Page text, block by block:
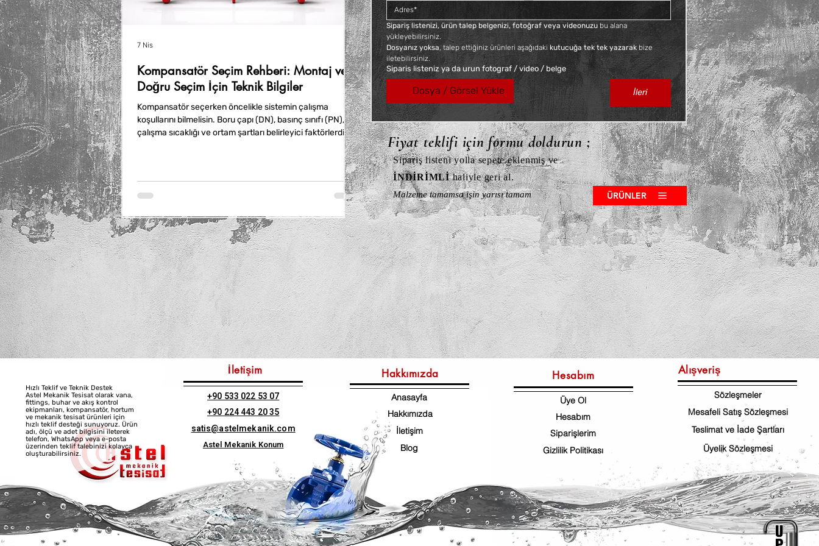
KDV dahil
KDV dahil
Kompansatör Seçim Rehberi: Montaj ve
Doğru Seçim İçin Teknik Bilgiler
Kompansatör seçerken öncelikle sistemin çalışma
koşullarını bilmelisin. Boru çapı (DN), basınç sınıfı (PN),
çalışma sıcaklığı ve ortam şartları belirleyici faktörlerdir.
Malzeme seçimi de önemlidir; pirinç, paslanmaz çelik ve
7 Nis
Sipariş listenizi, ürün talep belgenizi, fotoğraf veya videonuzu bu alana
yükleyebilirsiniz.
Dosyanız yoksa, talep ettiğiniz ürünleri aşağıdaki kutucuğa tek tek yazarak bize
iletebilirsiniz.
Siparis listeniz ya da urun fotograf / video / belge
Dosya / Görsel Yükle İleri
Fiyat teklifi için formu doldurun ;
Sipariş listeni yolla sepete eklenmiş ve
İNDİRİMLİhaliyle geri al.
Malzeme tamamsa işin yarısı tamam ÜRÜNLER
Hızlı Teklif ve Teknik Destek
Astel Mekanik Tesisat olarak vana,
fittings, buhar ve akış kontrol
ekipmanları, kompansatör, hortum
ve mekanik tesisat ürünleri için
hızlı teklif desteği sunuyoruz. Ürün
adı, ölçü ve adet bilgisini ileterek
telefon, WhatsApp veya e-posta
üzerinden teklif talebinizi kolayca
oluşturabilirsiniz.
İletişim
+90 533 022 53 07
+90 224 443 20 35
satis@astelmekanik.com
Astel Mekanik Konum
Hakkımızda
Anasayfa
Hakkımızda
İletişim
Blog
Hesabım
Üye Ol
Hesabım
Siparişlerim
Gizlilik Politikası
Alışveriş
Sözleşmeler
Mesafeli Satış Sözleşmesi
Teslimat ve İade Şartları
Üyelik Sözleşmesi